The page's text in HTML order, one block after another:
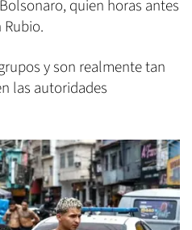
quien horas antes
y son realmente tan
las autoridades